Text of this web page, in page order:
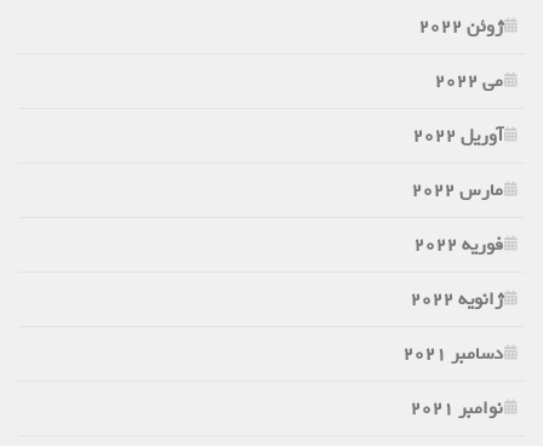
ژوئن 2022
می 2022
آوریل 2022
مارس 2022
فوریه 2022
ژانویه 2022
دسامبر 2021
نوامبر 2021